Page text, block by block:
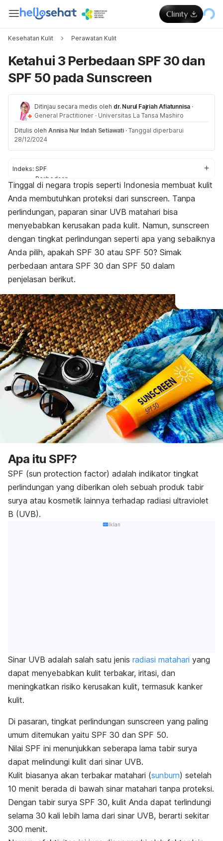
Kesehatan Kulit Perawatan Kulit
Ketahui 3 Perbedaan SPF 30 dan
SPF 50 pada Sunscreen
Ditinjau secara medis oleh dr. Nurul Fajriah Afiatunnisa ·
General Practitioner · Universitas La Tansa Mashiro
Ditulis oleh Annisa Nur Indah Setiawati · Tanggal diperbarui
28/12/2024
Indeks: SPF
Perbedaan
Kesamaan
Cara pakai
Tinggal di negara tropis seperti Indonesia membuat kulit
Anda membutuhkan proteksi dari sunscreen. Tanpa
perlindungan, paparan sinar UVB matahari bisa
menyebabkan kerusakan pada kulit. Namun, sunscreen
dengan tingkat perlindungan seperti apa yang sebaiknya
Anda pilih, apakah SPF 30 atau SPF 50? Simak
perbedaan antara SPF 30 dan SPF 50 dalam
penjelasan berikut.
Apa itu SPF?
SPF (sun protection factor) adalah indikator tingkat
perlindungan yang diberikan oleh sebuah produk tabir
surya atau kosmetik lainnya terhadap radiasi ultraviolet
B (UVB).
Iklan
Sinar UVB adalah salah satu jenis radiasi matahari yang
dapat menyebabkan kulit terbakar, iritasi, dan
meningkatkan risiko kerusakan kulit, termasuk kanker
kulit.
Di pasaran, tingkat perlindungan sunscreen yang paling
umum ditemukan yaitu SPF 30 dan SPF 50.
Nilai SPF ini menunjukkan seberapa lama tabir surya
dapat melindungi kulit dari sinar UVB.
Kulit biasanya akan terbakar matahari (sunburn) setelah
10 menit berada di bawah sinar matahari tanpa proteksi.
Dengan tabir surya SPF 30, kulit Anda dapat terlindungi
selama 30 kali lebih lama dari sinar UVB, berarti sekitar
300 menit.